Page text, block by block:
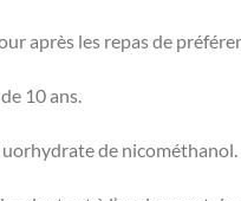
après les repas de
10 ans.
de nicométhanol.